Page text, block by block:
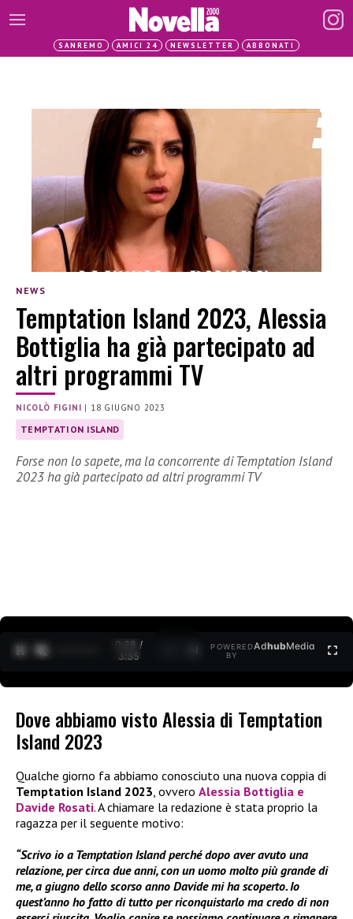
SANREMO AMICI 24 NEWSLETTER ABBONATI
NEWS
Temptation Island 2023, Alessia
Bottiglia ha già partecipato ad
altri programmi TV
NICOLÒ FIGINI | 18 GIUGNO 2023
TEMPTATION ISLAND
Forse non lo sapete, ma la concorrente di Temptation Island
2023 ha già partecipato ad altri programmi TV
0:29 /
3:35
POWERED
BY
AdhubMedia
Dove abbiamo visto Alessia di Temptation
Island 2023
Qualche giorno fa abbiamo conosciuto una nuova coppia di
Temptation Island 2023, ovvero Alessia Bottiglia e
Davide Rosati. A chiamare la redazione è stata proprio la
ragazza per il seguente motivo:
“Scrivo io a Temptation Island perché dopo aver avuto una
relazione, per circa due anni, con un uomo molto più grande di
me, a giugno dello scorso anno Davide mi ha scoperto. Io
quest’anno ho fatto di tutto per riconquistarlo ma credo di non